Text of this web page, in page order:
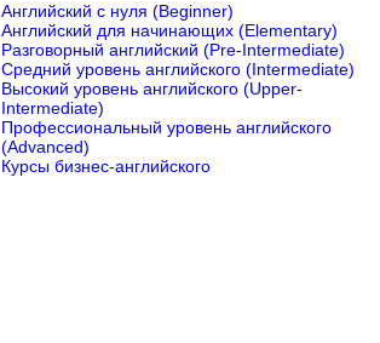
Английский с нуля (Beginner)
Английский для начинающих (Elementary)
Разговорный английский (Pre-Intermediate)
Средний уровень английского (Intermediate)
Высокий уровень английского (Upper-
Intermediate)
Профессиональный уровень английского
(Advanced)
Курсы бизнес-английского